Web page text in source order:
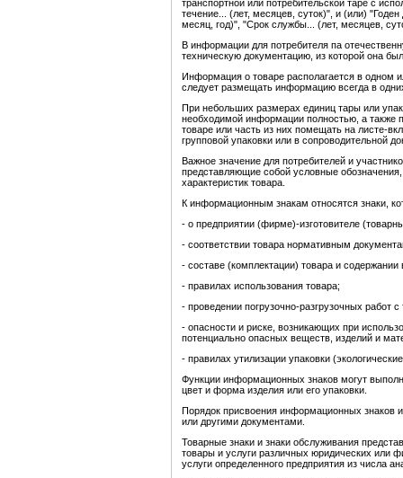
транспортной или потребительской таре с
течение... (лет, месяцев, суток)", и (или)
месяц, год)", "Срок службы... (лет, месяцев,
В информации для потребителя па
техническую документацию, из которой она
Информация о товаре располагается в одном
следует размещать информацию всегда в
При небольших размерах единиц тары или
необходимой информации полностью, а также
товаре или часть из них помещать на листе-
групповой упаковки или в сопроводительной
Важное значение для потребителей и
представляющие собой условные
характеристик товара.
К информационным знакам относятся знаки,
- о предприятии (фирме)-изготовителе
- соответствии товара нормативным
- составе (комплектации) товара и
- правилах использования товара;
- проведении погрузочно-разгрузочных работ
- опасности и риске, возникающих при
потенциально опасных веществ, изделий и
- правилах утилизации упаковки
Функции информационных знаков могут
цвет и форма изделия или его упаковки.
Порядок присвоения информационных знаков
или другими документами.
Товарные знаки и знаки обслуживания
товары и услуги различных юридических или
услуги определенного предприятия из числа